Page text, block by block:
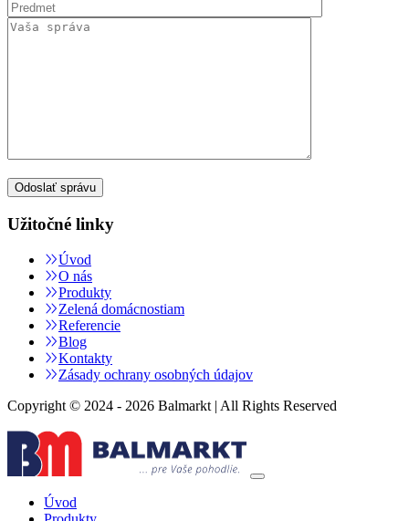
Užitočné linky
Úvod
O nás
Produkty
Zelená domácnostiam
Referencie
Blog
Kontakty
Zásady ochrany osobných údajov
Copyright © 2024 - 2026 Balmarkt | All Rights Reserved
Úvod